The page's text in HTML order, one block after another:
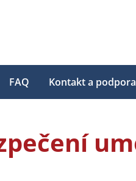
FAQ Kontakt a podpora